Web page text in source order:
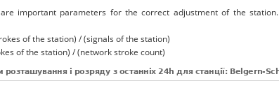
important parameters for the correct adjustment of the station.
of the station) / (signals of the station)
of the station) / (network stroke count)